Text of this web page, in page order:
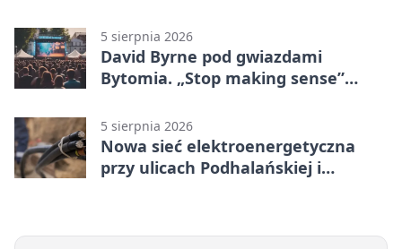
5 sierpnia 2026
David Byrne pod gwiazdami
Bytomia. „Stop making sense”
5 sierpnia 2026
Nowa sieć elektroenergetyczna
przy ulicach Podhalańskiej i